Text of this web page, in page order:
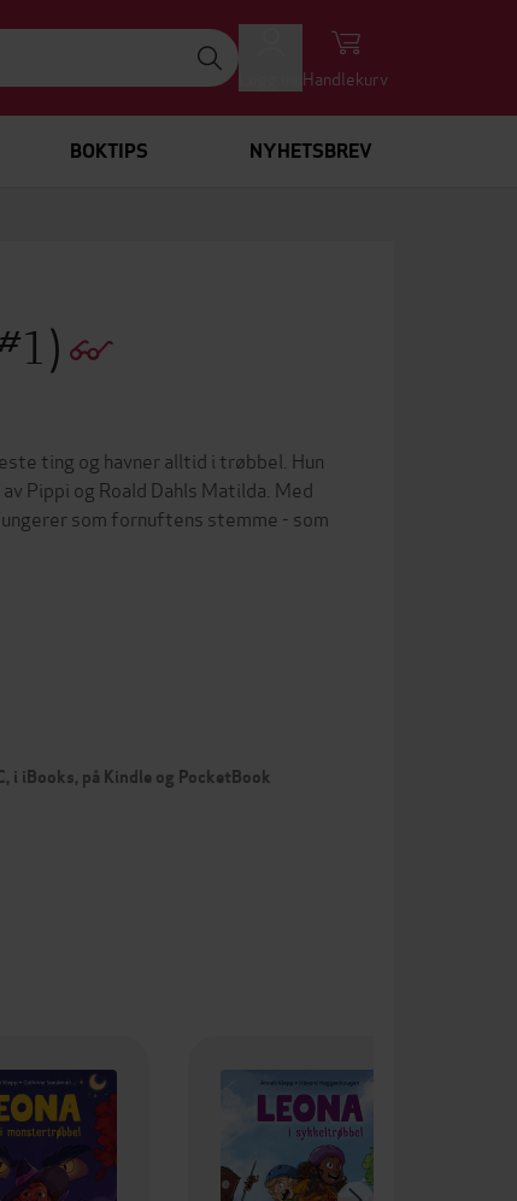
Handlekurv
BOKTIPS NYHETSBREV
ting og havner alltid i trøbbel. Hun
Pippi og Roald Dahls Matilda. Med
som fornuftens stemme - som
i iBooks, på Kindle og PocketBook